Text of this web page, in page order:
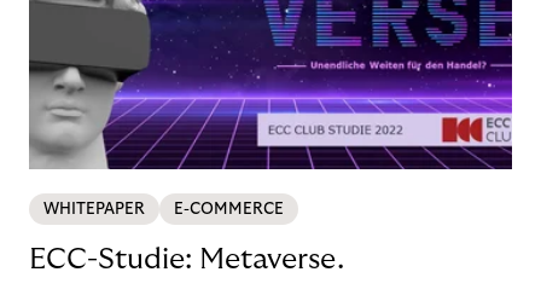
WHITEPAPER E-COMMERCE
ECC-Studie: Metaverse.